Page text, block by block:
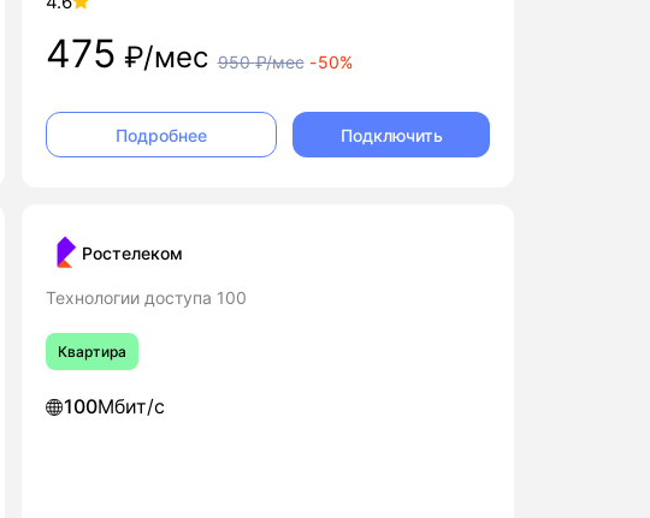
475 ₽/мес 950₽/мес -50%
Подробнее Подключить
Ростелеком
Технологии доступа 100
Квартира
100Мбит/с